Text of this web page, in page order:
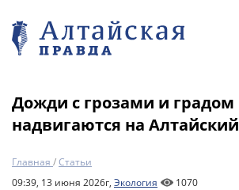
Дожди с грозами и градом
надвигаются на
Главная /Статьи
09:39, 13 июня 2026г, Экология 1070